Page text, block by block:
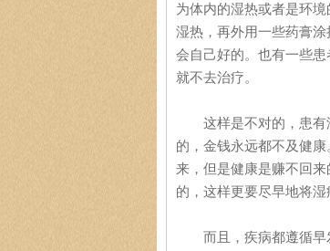
为体内的湿热或者是环
湿热，再外用一些药膏
会自己好的。也有一些
就不去治疗。
这样是不对的，患有
的，金钱永远都不及健
来，但是健康是赚不回
的，这样更要尽早地将湿
而且，疾病都遵循早